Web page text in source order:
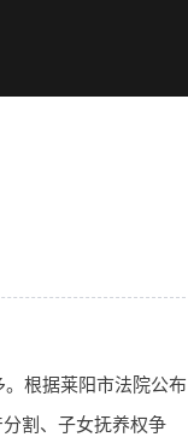
根据莱阳市法院公布
割、子女抚养权争